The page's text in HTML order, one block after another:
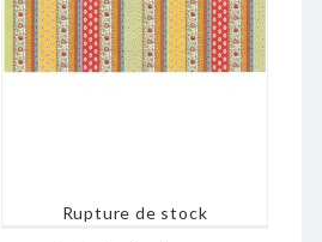
Rupture de stock